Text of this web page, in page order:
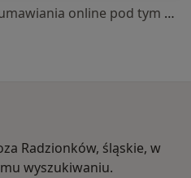
Specjalista nie oferuje umawiania online pod tym adresem.
Radzionków, śląskie, w
wyszukiwaniu.